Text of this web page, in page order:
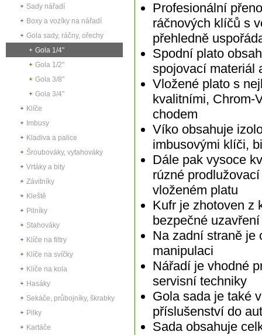
Sady nářadí
Boxy a vozíky na nářadí
Gola sady, ráčny, ořechy
Gola 1/4"
Gola 1/2"
Gola 3/8"
Gola 3/4"
Klíče
Imbusy
Kladiva a palice
Šroubováky, vytahováky
Vrtáky a bity
Závitníky
Kleště
Pilníky
Stahováky
Klíče na filtry
Klíče na svíčky
Klíče na kola
Hasáky
Sekáče, průbojníky, škrabky
Pilky
Kartáče
Profesionální
ráčnových klíčů s
přehledně
Spodní plato
spojovací materiál
Vložené plato s
kvalitními, Chrom-
chodem
Víko obsahuje
imbusovými klíči,
Dále pak vysoce
rúzné
vloženém platu
Kufr je zhotoven z
bezpečné uzavření
Na zadní straně je
manipulaci
Nářadí je vhodné
servisní techniky
Gola sada je také
příslušenství do
Sada obsahuje